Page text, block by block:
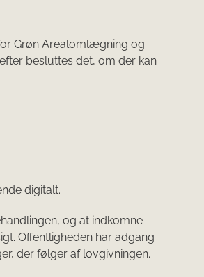
Grøn Arealomlægning og
besluttes det, om der kan
digitalt.
og at indkomne
Offentligheden har adgang
der følger af lovgivningen.